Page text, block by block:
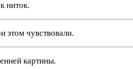
ниток.
этом чувствовали.
картины.